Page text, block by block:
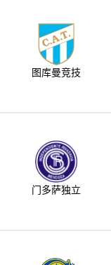
图库曼竞技
门多萨独立